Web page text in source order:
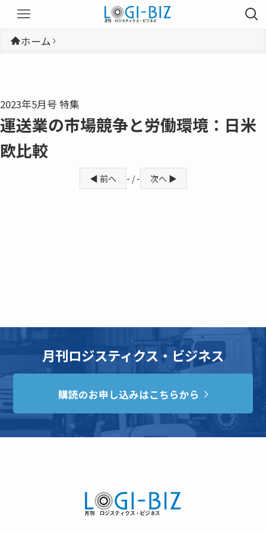
ホーム
2023年5月号 特集
運送業の市場競争と労働環境：日米
欧比較
◀ 前へ - / - 次へ ▶
月刊ロジスティクス・ビジネス
購読のお申し込みはこちらから